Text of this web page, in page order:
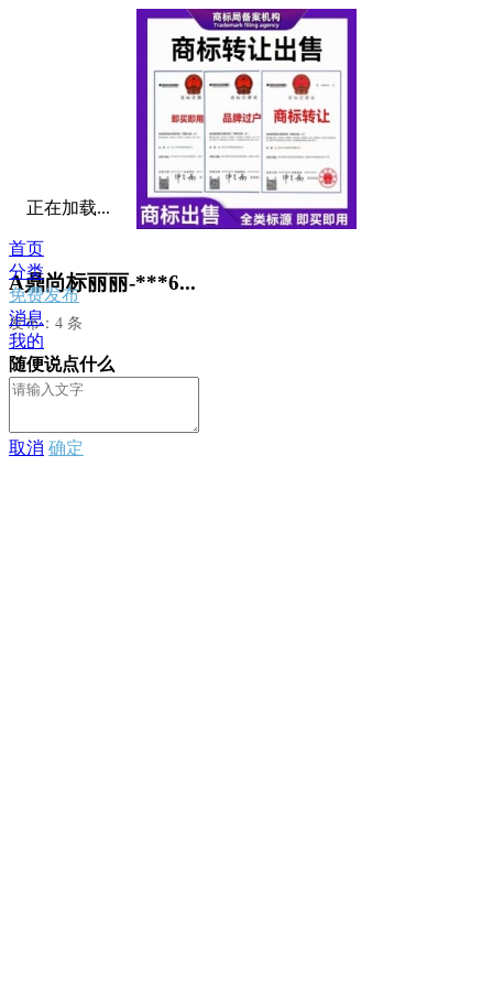
A鼎尚标丽丽-***6...
发布：4 条
正在加载...
首页
分类
免费发布
消息
我的
随便说点什么
取消 确定